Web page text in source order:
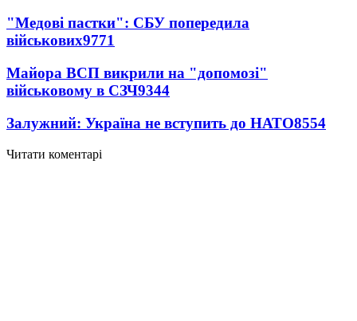
"Медові пастки": СБУ попередила
військових9771
Майора ВСП викрили на "допомозі"
військовому в СЗЧ9344
Залужний: Україна не вступить до НАТО8554
Читати коментарі